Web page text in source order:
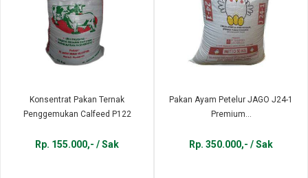
Konsentrat Pakan Ternak
Penggemukan Calfeed P122
Rp. 155.000,- / Sak
Pakan Ayam Petelur JAGO J24-1
Premium...
Rp. 350.000,- / Sak